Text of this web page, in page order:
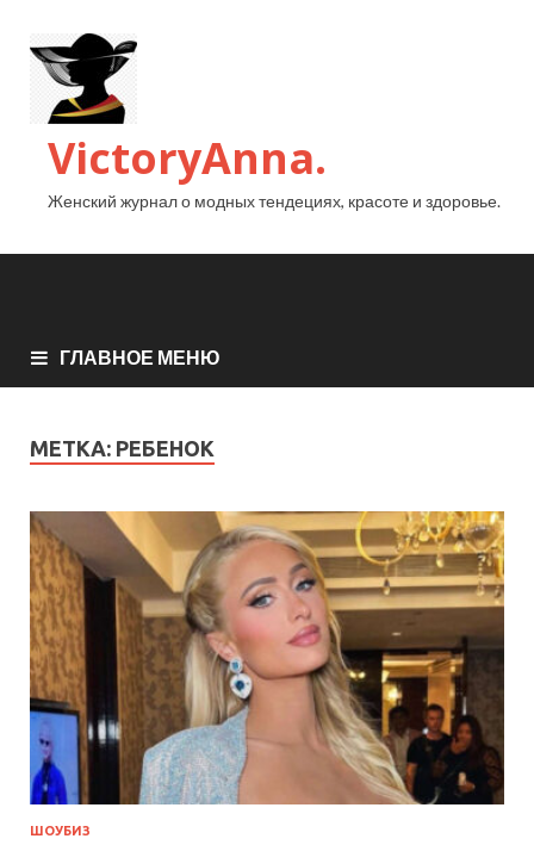
VictoryAnna.
Женский журнал о модных тендециях, красоте и здоровье.
ГЛАВНОЕ МЕНЮ
МЕТКА: РЕБЕНОК
ШОУБИЗ